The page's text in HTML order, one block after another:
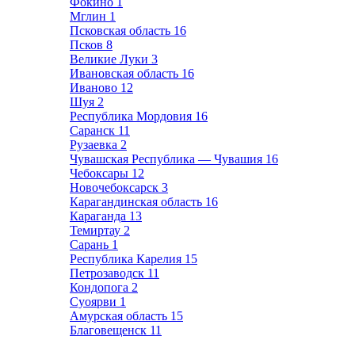
Мглин 1
Псковская область 16
Псков 8
Великие Луки 3
Ивановская область 16
Иваново 12
Шуя 2
Республика Мордовия 16
Саранск 11
Рузаевка 2
Чувашская Республика — Чувашия 16
Чебоксары 12
Новочебоксарск 3
Карагандинская область 16
Караганда 13
Темиртау 2
Сарань 1
Республика Карелия 15
Петрозаводск 11
Кондопога 2
Суоярви 1
Амурская область 15
Благовещенск 11